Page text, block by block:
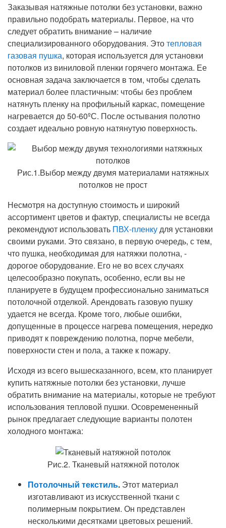
Заказывая натяжные потолки без установки, важно
правильно подобрать материалы. Первое, на что
следует обратить внимание – наличие
специализированного оборудования. Этотепловая
газовая пушка, которая используется для установки
потолков из виниловой пленки горячего монтажа. Ее
основная задача заключается в том, чтобы сделать
материал более пластичным: чтобы без проблем
натянуть пленку на профильный каркас, помещение
нагревается до 50-60ºС. После остывания полотно
создает идеально ровную натянутую поверхность.
Рис.1.Выбор между двумя материалами натяжных
потолков не прост
Несмотря на доступную стоимость и широкий
ассортимент цветов и фактур, специалисты не всегда
рекомендуют использовать ПВХ-пленкудля установки
своими руками. Это связано, в первую очередь, с тем,
что пушка, необходимая для натяжки полотна, -
дорогое оборудование. Его не во всех случаях
целесообразно покупать, особенно, если вы не
планируете в будущем профессионально заниматься
потолочной отделкой. Арендовать газовую пушку
удается не всегда. Кроме того, любые ошибки,
допущенные в процессе нагрева помещения, нередко
приводят к повреждению полотна, порче мебели,
поверхности стен и пола, а также к пожару.
Исходя из всего вышесказанного, всем, кто планирует
купить натяжные потолки без установки, лучше
обратить внимание на материалы, которые не требуют
использования тепловой пушки. Осовремененный
рынок предлагает следующие варианты полотен
холодного монтажа:
Рис.2. Тканевый натяжной потолок
Потолочный текстиль. Этот материал
изготавливают из искусственной ткани с
полимерным покрытием. Он представлен
несколькими десятками цветовых решений.